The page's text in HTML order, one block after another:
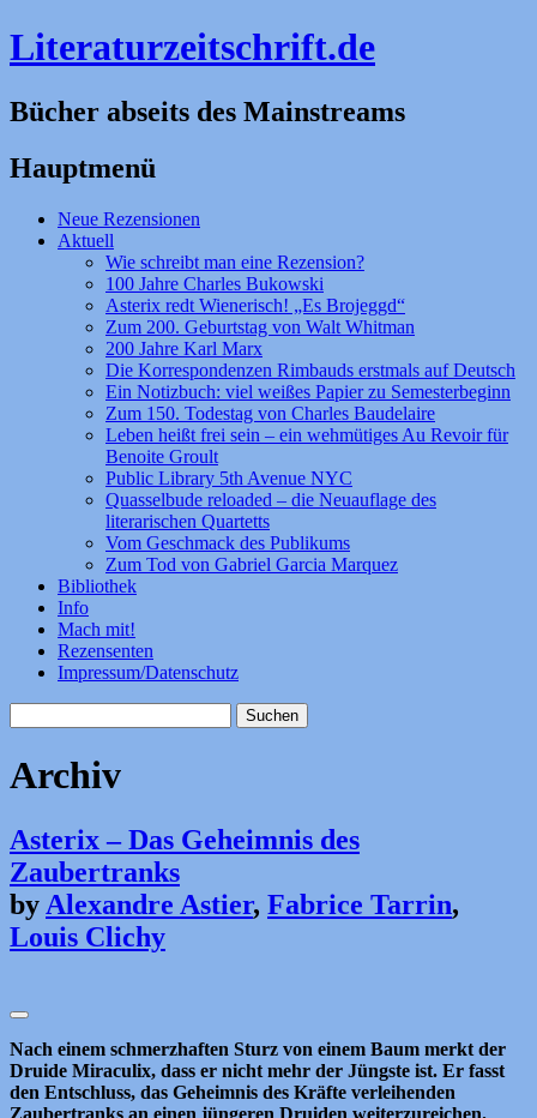
Literaturzeitschrift.de
Bücher abseits des Mainstreams
Hauptmenü
Zum
Inhalt
Neue Rezensionen
Aktuell
Wie schreibt man eine Rezension?
100 Jahre Charles Bukowski
Asterix redt Wienerisch! „Es Brojeggd“
Zum 200. Geburtstag von Walt Whitman
200 Jahre Karl Marx
Die Korrespondenzen Rimbauds erstmals auf Deutsch
Ein Notizbuch: viel weißes Papier zu Semesterbeginn
Zum 150. Todestag von Charles Baudelaire
Leben heißt frei sein – ein wehmütiges Au Revoir für
Benoite Groult
Public Library 5th Avenue NYC
Quasselbude reloaded – die Neuauflage des
literarischen Quartetts
Vom Geschmack des Publikums
Zum Tod von Gabriel Garcia Marquez
Bibliothek
Info
Mach mit!
Rezensenten
Impressum/Datenschutz
nach:
Archiv
Asterix – Das Geheimnis des
Zaubertranks
by Alexandre Astier, Fabrice Tarrin,
Louis Clichy
Nach einem schmerzhaften Sturz von einem Baum merkt der
Druide Miraculix, dass er nicht mehr der Jüngste ist. Er fasst
den Entschluss, das Geheimnis des Kräfte verleihenden